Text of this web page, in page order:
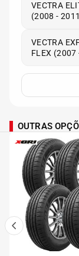
VECTRA
(2008 -
VECTRA
FLEX (2007
OUTRAS